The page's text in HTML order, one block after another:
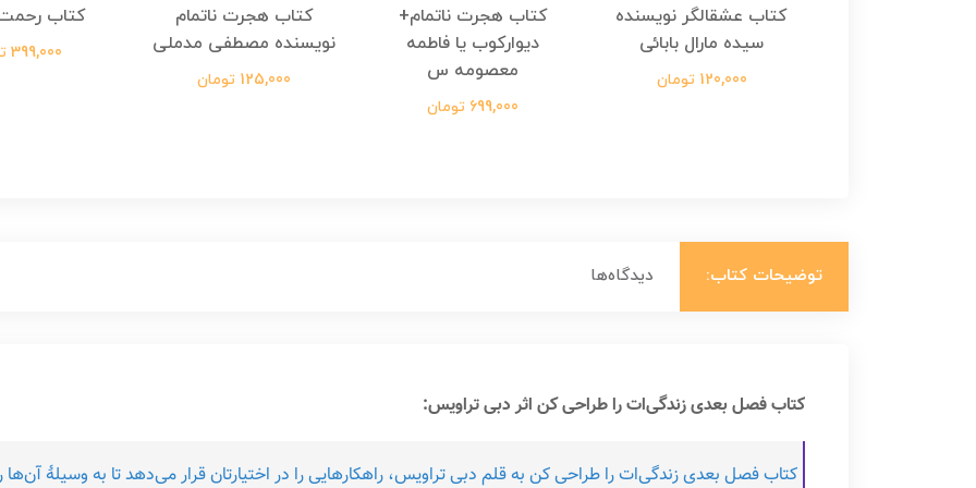
کتاب عشقالگر نویسنده
سیده مارال بابائی
120,000 تومان
کتاب هجرت ناتمام+
دیوارکوب یا فاطمه
معصومه س
699,000 تومان
کتاب هجرت ناتمام
نویسنده مصطفی مدملی
125,000 تومان
کتاب
399,000 تومان
توضیحات کتاب: دیدگاه‌ها
کتاب فصل بعدی زندگی‌ات را طراحی کن اثر دبی تراویس:
کتاب فصل بعدی زندگی‌ات را طراحی کن به قلم دبی تراویس، راهکارهایی را در اختیارتان قرار می‌دهد تا به وسیلۀ آن‌ها